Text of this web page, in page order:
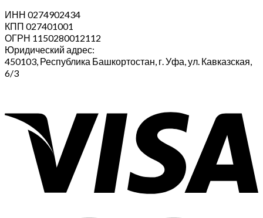
ИНН 0274902434
КПП 027401001
ОГРН 1150280012112
Юридический адрес:
450103, Республика Башкортостан, г. Уфа, ул. Кавказская,
6/3